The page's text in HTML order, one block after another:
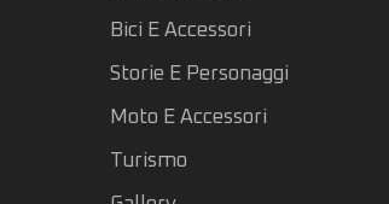
Bici E Accessori
Storie E Personaggi
Moto E Accessori
Turismo